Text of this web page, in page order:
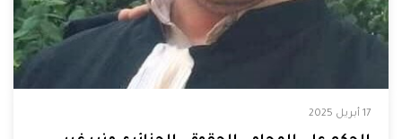
17 أبريل 2025